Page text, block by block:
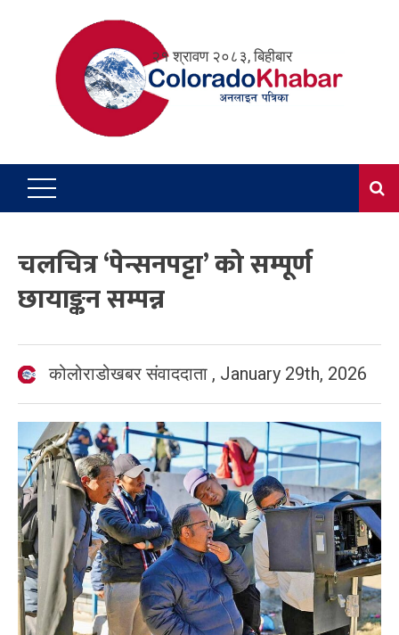
२१ श्रावण २०८३, बिहीबार
चलचित्र ‘पेन्सनपट्टा’ को सम्पूर्ण
छायाङ्कन सम्पन्न
कोलोराडोखबर संवाददाता , January 29th, 2026